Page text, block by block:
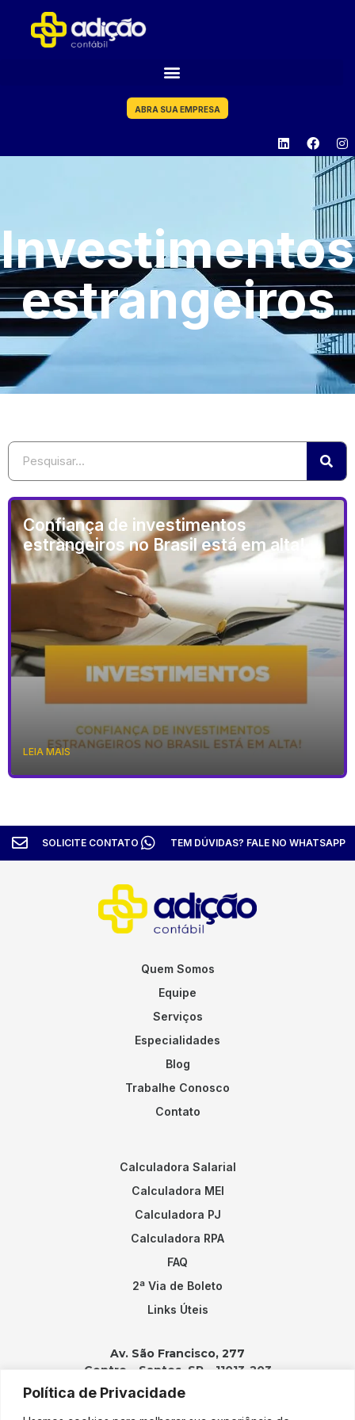
Política de Privacidade
ABRA SUA EMPRESA
Investimentos
estrangeiros
Confiança de investimentos
estrangeiros no Brasil está em alta!
LEIA MAIS
SOLICITE CONTATO TEM DÚVIDAS? FALE NO WHATSAPP
Quem Somos
Equipe
Serviços
Especialidades
Blog
Trabalhe Conosco
Contato
Calculadora Salarial
Calculadora MEI
Calculadora PJ
Calculadora RPA
FAQ
2ª Via de Boleto
Links Úteis
Av. São Francisco, 277
Centro – Santos, SP – 11013-203
Contatos: